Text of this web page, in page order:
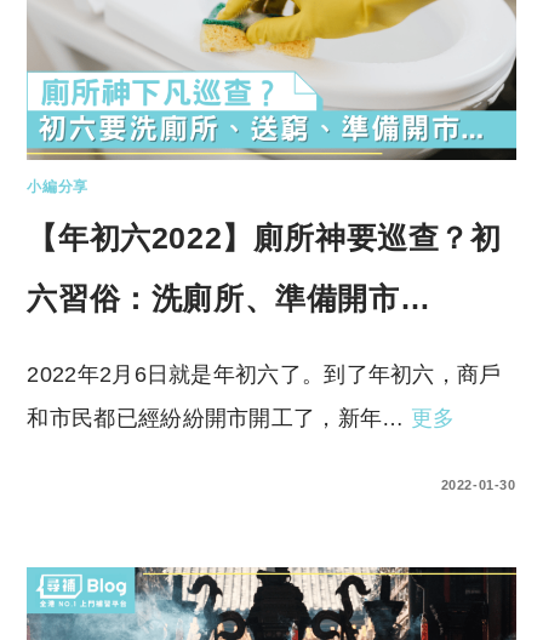
小編分享
【年初六2022】廁所神要巡查？初
六習俗：洗廁所、準備開市…
2022年2月6日就是年初六了。到了年初六，商戶
和市民都已經紛紛開市開工了，新年… 更多
2022-01-30